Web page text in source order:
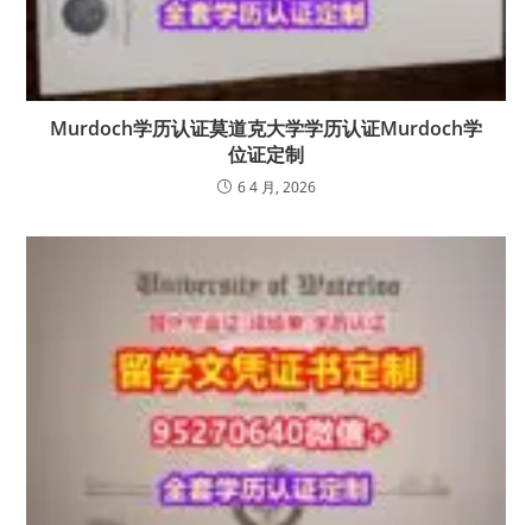
Murdoch学历认证莫道克大学学历认证Murdoch学
位证定制
6 4 月, 2026